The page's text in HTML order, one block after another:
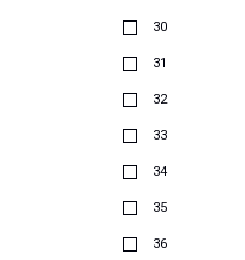
30
31
32
33
34
35
36